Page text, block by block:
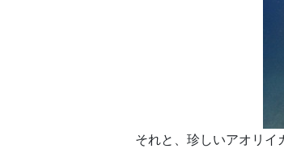
それと、珍しいアオリイ